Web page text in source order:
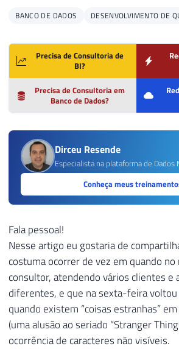
BANCO DE DADOS DESENVOLVIMENTO DE
Precisa de Consultoria de
BI?
Precisa de Consultoria em
Banco de Dados?
Dirceu Resende
Especialista na plataforma de
Conheça meus
Fala pessoal!
Nesse artigo eu gostaria de
costuma ocorrer de vez em quando no
consultor, atendendo vários clientes e
diferentes, e que na sexta-feira voltou
quando existem “coisas estranhas”
(uma alusão ao seriado “Stranger
ocorrência de caracteres não visíveis.